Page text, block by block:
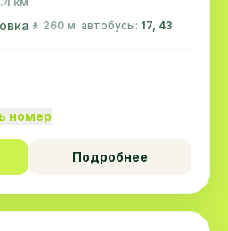
🚶 260 м· автобусы: 17, 43
номер
Подробнее